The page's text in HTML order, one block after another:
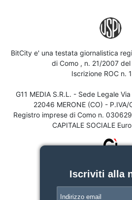
BitCity e' una testata giornalistica
di Como , n. 21/2007
Iscrizione ROC n.
G11 MEDIA S.R.L. - Sede Legale
22046 MERONE (CO) -
Registro imprese di Como n.
CAPITALE SOCIALE
Iscriviti alla